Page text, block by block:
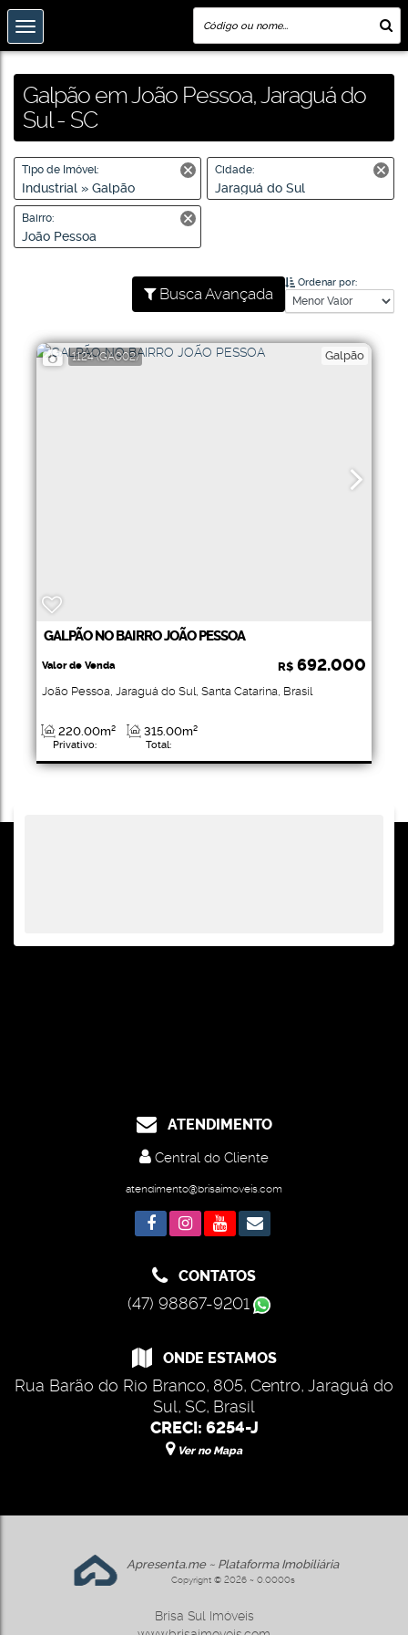
Galpão em João Pessoa, Jaraguá do
Sul - SC
Tipo de Imóvel:
Industrial » Galpão
Cidade:
Jaraguá do Sul
Bairro:
João Pessoa
Busca Avançada
Ordenar por:
1124 (GA002) Galpão
GALPÃO NO BAIRRO JOÃO PESSOA
R$ 692.000
Valor de Venda
João Pessoa, Jaraguá do Sul, Santa Catarina, Brasil
Privativo:
220.00m²
Total:
315.00m²
ATENDIMENTO
Central do Cliente
atendimento@brisaimoveis.com
CONTATOS
(47) 98867-9201
ONDE ESTAMOS
Rua Barão do Rio Branco, 805, Centro, Jaraguá do
Sul, SC, Brasil
CRECI: 6254-J
Ver no Mapa
Apresenta.me ~ Plataforma Imobiliária
Copyright © 2026 ~ 0.0000s
Brisa Sul Imóveis